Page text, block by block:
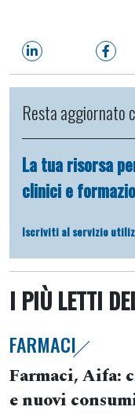
Resta aggiornato
La tua risorsa
clinici e
Iscriviti al servizio
I PIÙ LETTI
FARMACI
Farmaci, Aifa:
e nuovi